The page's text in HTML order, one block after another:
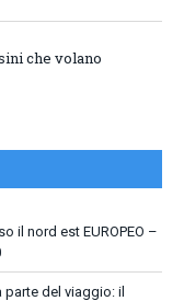
che volano
il nord est EUROPEO –
parte del viaggio: il